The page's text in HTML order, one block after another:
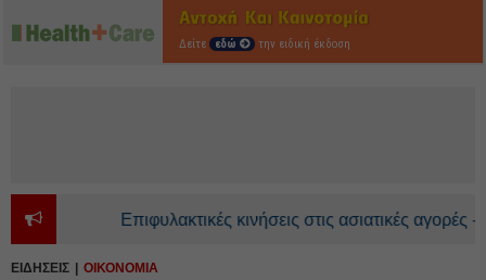
Δείτε εδώ την ειδική έκδοση
Επιφυλακτικές κινήσεις στις ασιατικές αγορές -
ΕΙΔΗΣΕΙΣ ΟΙΚΟΝΟΜΙΑ